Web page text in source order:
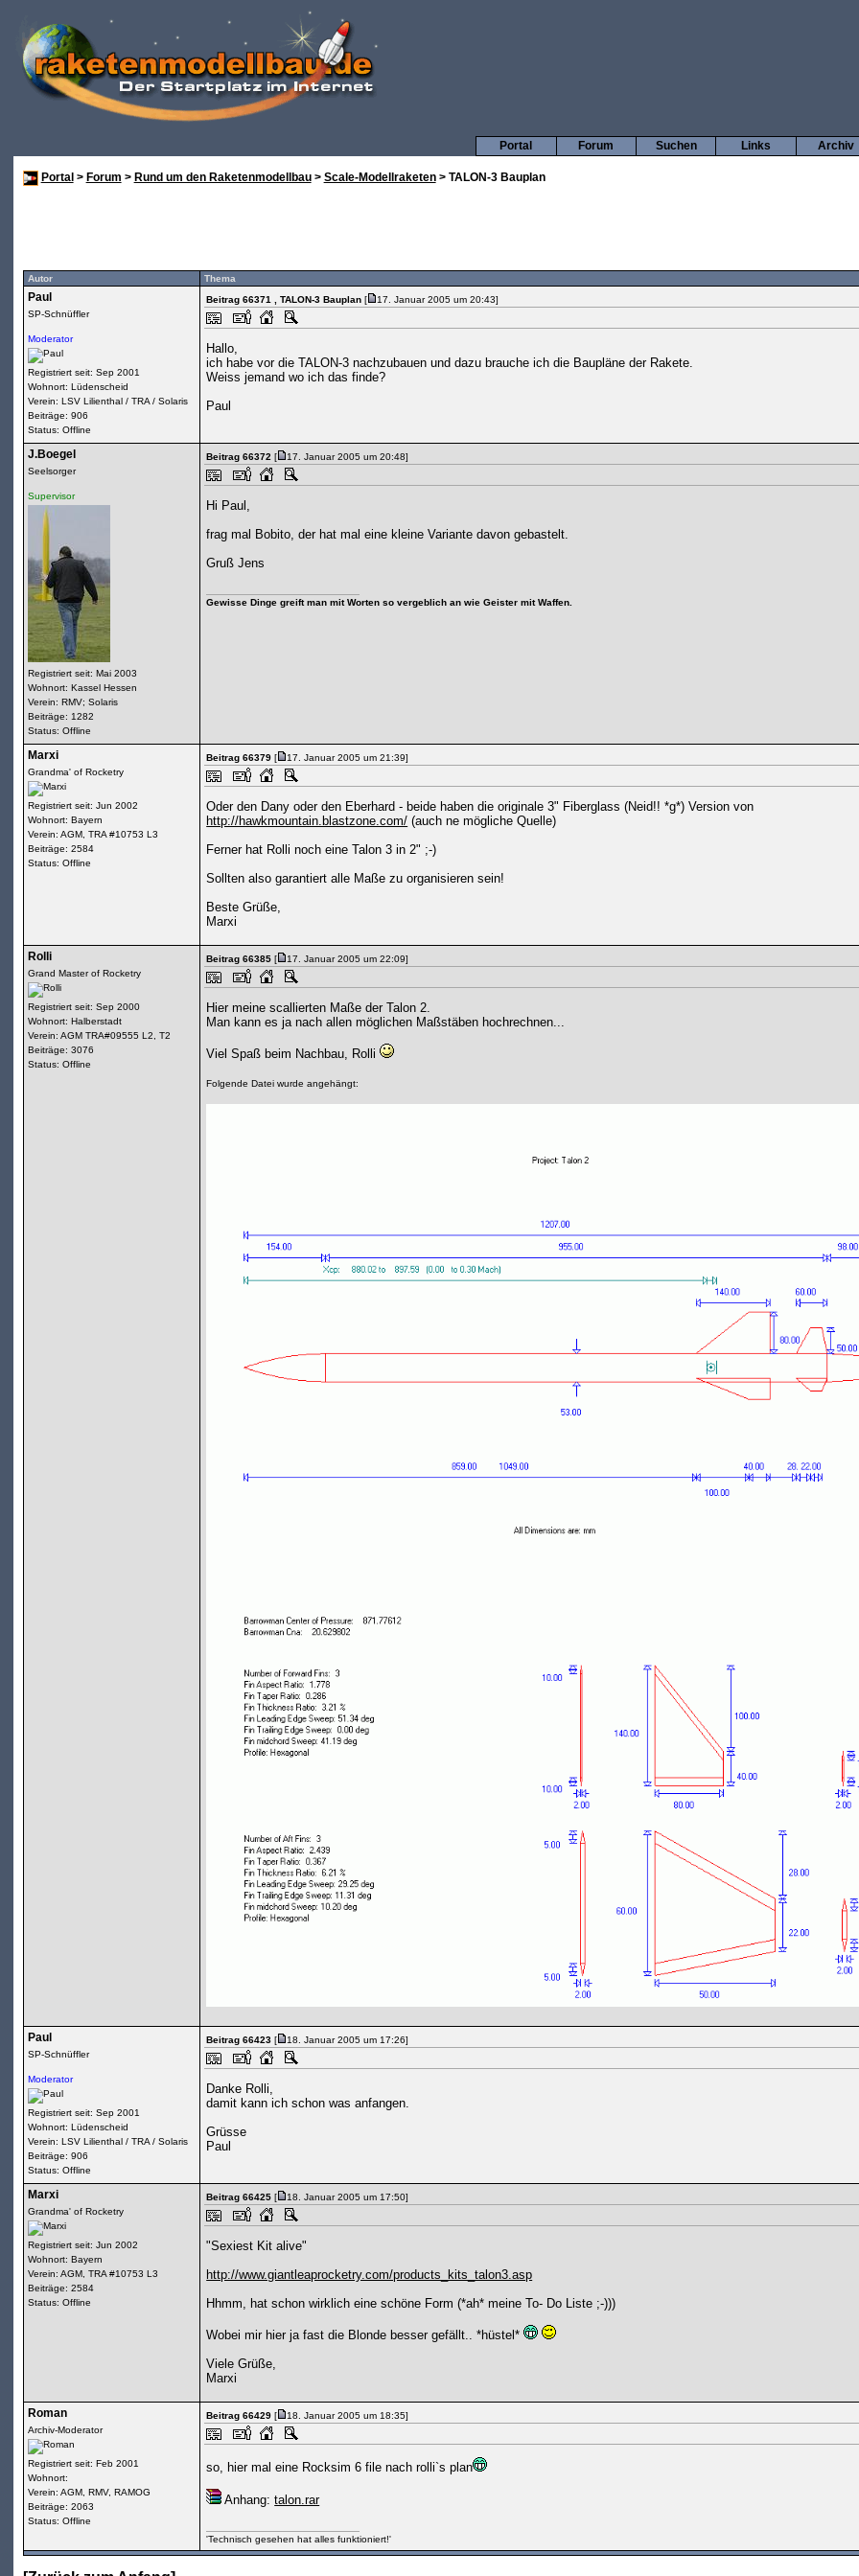
Archiv
Links
Suchen
Forum
Portal
Portal > Forum > Rund um den Raketenmodellbau> Scale-Modellraketen> TALON-3 Bauplan
Autor Thema
Paul
SP-Schnüffler
Moderator
Registriert seit: Sep 2001
Wohnort: Lüdenscheid
Verein: LSV Lilienthal / TRA / Solaris
Beiträge: 906
Status: Offline
Beitrag 66371 , TALON-3 Bauplan[
17. Januar 2005 um 20:43]
Hallo,
ich habe vor die TALON-3 nachzubauen und dazu brauche ich die Baupläne der Rakete.
Weiss jemand wo ich das finde?
Paul
J.Boegel
Seelsorger
Supervisor
Registriert seit: Mai 2003
Wohnort: Kassel Hessen
Verein: RMV; Solaris
Beiträge: 1282
Status: Offline
Beitrag 66372[
17. Januar 2005 um 20:48]
Hi Paul,
frag mal Bobito, der hat mal eine kleine Variante davon gebastelt.
Gruß Jens
Gewisse Dinge greift man mit Worten so vergeblich an wie Geister mit Waffen.
Marxi
Grandma' of Rocketry
Registriert seit: Jun 2002
Wohnort: Bayern
Verein: AGM, TRA #10753 L3
Beiträge: 2584
Status: Offline
Beitrag 66379[
17. Januar 2005 um 21:39]
Oder den Dany oder den Eberhard - beide haben die originale 3" Fiberglass (Neid!! *g*) Version von
http://hawkmountain.blastzone.com/ (auch ne mögliche Quelle)
Ferner hat Rolli noch eine Talon 3 in 2" ;-)
Sollten also garantiert alle Maße zu organisieren sein!
Beste Grüße,
Marxi
Rolli
Grand Master of Rocketry
Registriert seit: Sep 2000
Wohnort: Halberstadt
Verein: AGM TRA#09555 L2, T2
Beiträge: 3076
Status: Offline
Beitrag 66385[
17. Januar 2005 um 22:09]
Hier meine scallierten Maße der Talon 2.
Man kann es ja nach allen möglichen Maßstäben hochrechnen...
Viel Spaß beim Nachbau, Rolli
Folgende Datei wurde angehängt:
Paul
SP-Schnüffler
Moderator
Registriert seit: Sep 2001
Wohnort: Lüdenscheid
Verein: LSV Lilienthal / TRA / Solaris
Beiträge: 906
Status: Offline
Beitrag 66423[
18. Januar 2005 um 17:26]
Danke Rolli,
damit kann ich schon was anfangen.
Grüsse
Paul
Marxi
Grandma' of Rocketry
Registriert seit: Jun 2002
Wohnort: Bayern
Verein: AGM, TRA #10753 L3
Beiträge: 2584
Status: Offline
Beitrag 66425[
18. Januar 2005 um 17:50]
"Sexiest Kit alive"
http://www.giantleaprocketry.com/products_kits_talon3.asp
Hhmm, hat schon wirklich eine schöne Form (*ah* meine To- Do Liste ;-)))
Wobei mir hier ja fast die Blonde besser gefällt.. *hüstel*
Viele Grüße,
Marxi
Roman
Archiv-Moderator
Registriert seit: Feb 2001
Wohnort:
Verein: AGM, RMV, RAMOG
Beiträge: 2063
Status: Offline
Beitrag 66429[
18. Januar 2005 um 18:35]
so, hier mal eine Rocksim 6 file nach rolli`s plan
Anhang:talon.rar
'Technisch gesehen hat alles funktioniert!'